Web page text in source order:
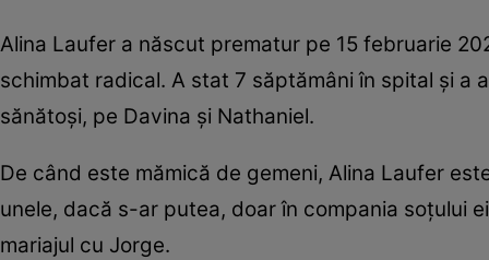
Alina Laufer a născut prematur pe 15 februarie
schimbat radical. A stat 7 săptămâni în spital și a
sănătoși, pe Davina și Nathaniel.
De când este mămică de gemeni, Alina Laufer
unele, dacă s-ar putea, doar în compania soțului
mariajul cu Jorge.